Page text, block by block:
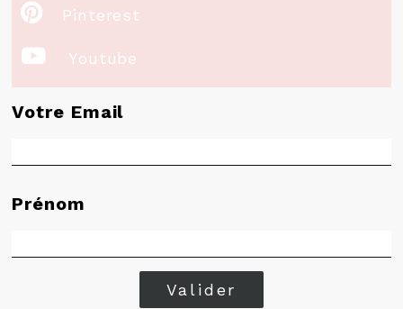
 Pinterest
 Youtube
Votre Email
Prénom
Valider